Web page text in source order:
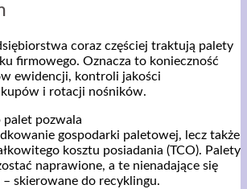
coraz częściej traktują palety
firmowego. Oznacza to konieczność
ewidencji, kontroli jakości
i rotacji nośników.
palet pozwala
gospodarki paletowej, lecz także
kosztu posiadania (TCO). Palety
naprawione, a te nienadające się
skierowane do recyklingu.